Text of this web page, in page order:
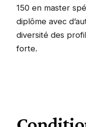
150 en master
diplôme avec
diversité des
forte.